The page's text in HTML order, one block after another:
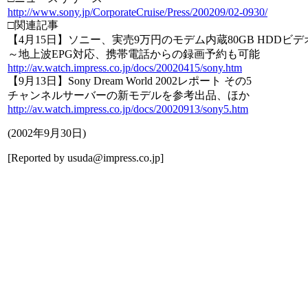
http://www.sony.jp/CorporateCruise/Press/200209/02-0930/
□関連記事
【4月15日】ソニー、実売9万円のモデム内蔵80GB HDDビ
～地上波EPG対応、携帯電話からの録画予約も可能
http://av.watch.impress.co.jp/docs/20020415/sony.htm
【9月13日】Sony Dream World 2002レポート その5
チャンネルサーバーの新モデルを参考出品、ほか
http://av.watch.impress.co.jp/docs/20020913/sony5.htm
(2002年9月30日 )
[Reported by usuda@impress.co.jp]